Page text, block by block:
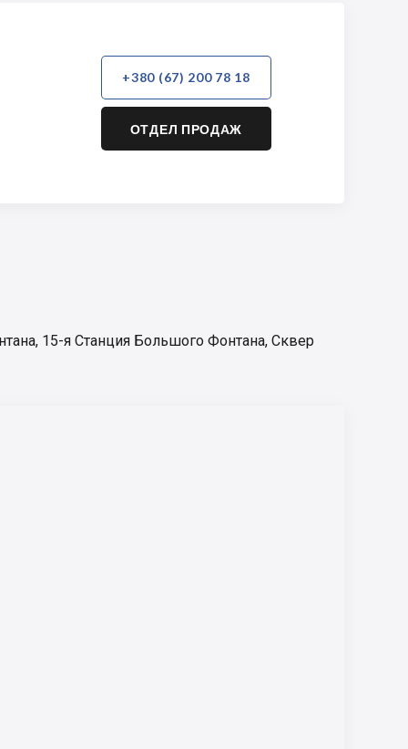
+380 (67) 200 78 18
ОТДЕЛ ПРОДАЖ
, 15-я Станция Большого Фонтана, Сквер